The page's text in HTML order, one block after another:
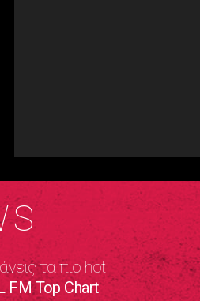
τα πιο hot
FM Top Chart